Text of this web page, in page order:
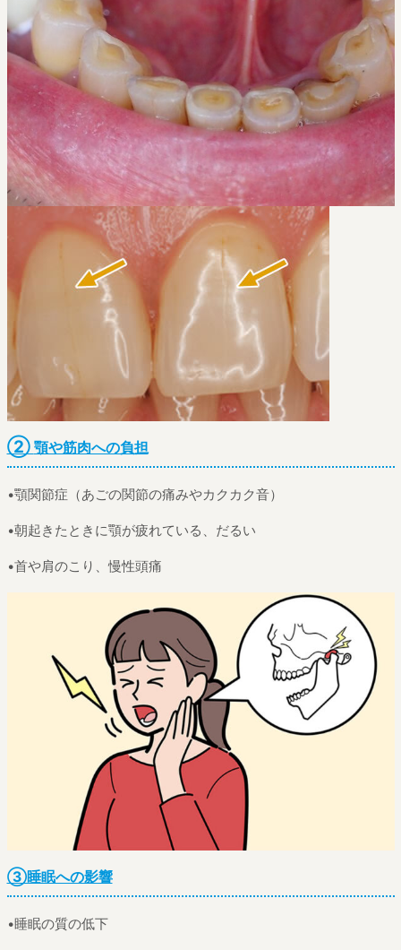
② 顎や筋肉への負担
•顎関節症（あごの関節の痛みやカクカク音）
•朝起きたときに顎が疲れている、だるい
•首や肩のこり、慢性頭痛
③睡眠への影響
•睡眠の質の低下